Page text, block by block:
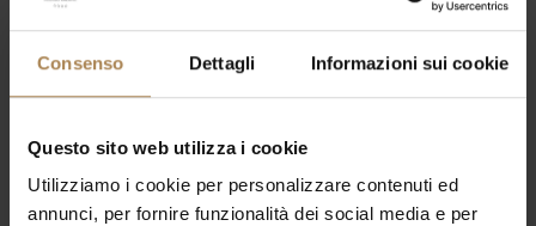
Consenso Dettagli Informazioni sui cookie
Questo sito web utilizza i cookie
Utilizziamo i cookie per personalizzare contenuti ed
annunci, per fornire funzionalità dei social media e per